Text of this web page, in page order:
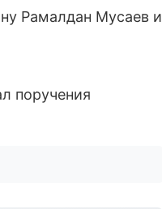
Рамалдан Мусаев и
поручения